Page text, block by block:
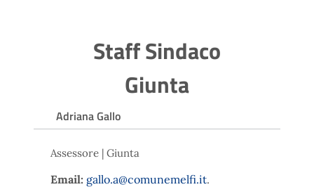
Staff Sindaco
Giunta
Adriana Gallo
Assessore | Giunta
Email: gallo.a@comunemelfi.it.